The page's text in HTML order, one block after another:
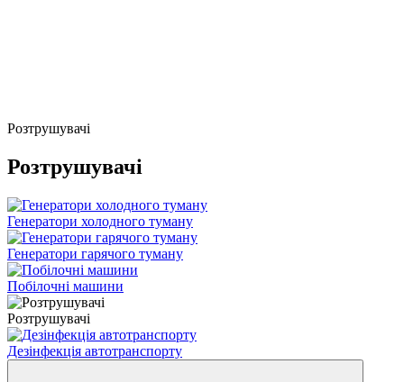
Розтрушувачі
Розтрушувачі
Генератори холодного туману
Генератори гарячого туману
Побілочні машини
Розтрушувачі
Дезінфекція автотранспорту